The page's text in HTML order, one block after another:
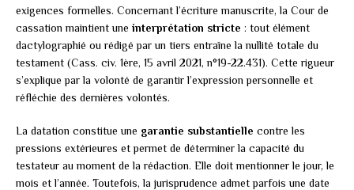
exigences formelles. Concernant l’écriture manuscrite, la Cour de
cassation maintient une interprétation stricte : tout élément
dactylographié ou rédigé par un tiers entraîne la nullité totale du
testament (Cass. civ. 1ère, 15 avril 2021, n°19-22.431). Cette rigueur
s’explique par la volonté de garantir l’expression personnelle et
réfléchie des dernières volontés.
La datation constitue une garantie substantielle contre les
pressions extérieures et permet de déterminer la capacité du
testateur au moment de la rédaction. Elle doit mentionner le jour, le
mois et l’année. Toutefois, la jurisprudence admet parfois une date